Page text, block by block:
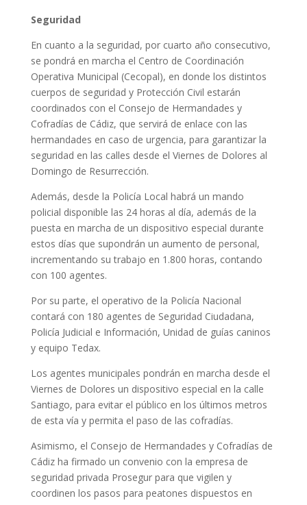
Seguridad
En cuanto a la seguridad, por cuarto año consecutivo,
se pondrá en marcha el Centro de Coordinación
Operativa Municipal (Cecopal), en donde los distintos
cuerpos de seguridad y Protección Civil estarán
coordinados con el Consejo de Hermandades y
Cofradías de Cádiz, que servirá de enlace con las
hermandades en caso de urgencia, para garantizar la
seguridad en las calles desde el Viernes de Dolores al
Domingo de Resurrección.
Además, desde la Policía Local habrá un mando
policial disponible las 24 horas al día, además de la
puesta en marcha de un dispositivo especial durante
estos días que supondrán un aumento de personal,
incrementando su trabajo en 1.800 horas, contando
con 100 agentes.
Por su parte, el operativo de la Policía Nacional
contará con 180 agentes de Seguridad Ciudadana,
Policía Judicial e Información, Unidad de guías caninos
y equipo Tedax.
Los agentes municipales pondrán en marcha desde el
Viernes de Dolores un dispositivo especial en la calle
Santiago, para evitar el público en los últimos metros
de esta vía y permita el paso de las cofradías.
Asimismo, el Consejo de Hermandades y Cofradías de
Cádiz ha firmado un convenio con la empresa de
seguridad privada Prosegur para que vigilen y
coordinen los pasos para peatones dispuestos en